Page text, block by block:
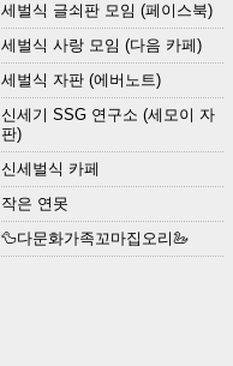
세벌식 글쇠판 모임 (페이스북)
세벌식 사랑 모임 (다음 카페)
세벌식 자판 (에버노트)
신세기 SSG 연구소 (세모이 자
판)
신세벌식 카페
작은 연못
🦆다문화가족꼬마집오리🦢